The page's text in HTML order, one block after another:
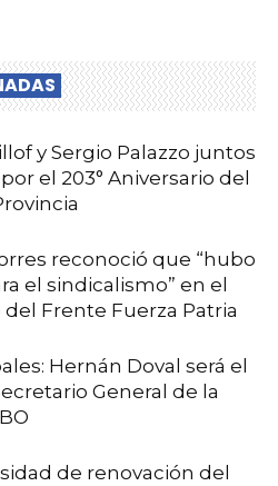
y Sergio Palazzo juntos
el 203° Aniversario del
reconoció que “hubo
el sindicalismo” en el
Frente Fuerza Patria
Hernán Doval será el
General de la
de renovación del